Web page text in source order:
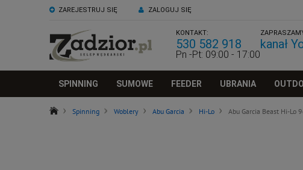
ZAREJESTRUJ SIĘ ZALOGUJ SIĘ
KONTAKT:
530 582 918
Pn -Pt: 09:00 - 17:00
kanał
SPINNING SUMOWE FEEDER UBRANIA
Spinning Woblery Abu Garcia Hi-Lo Abu Garcia Beast Hi-Lo